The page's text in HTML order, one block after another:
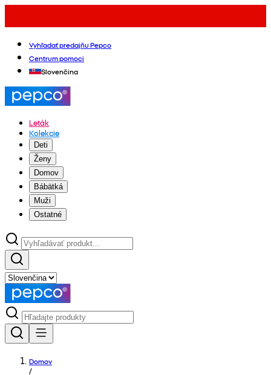
Vyhľadať predajňu Pepco
Centrum pomoci
Slovenčina
Leták
Kolekcie
Deti
Ženy
Domov
Bábätká
Muži
Ostatné
Domov
/